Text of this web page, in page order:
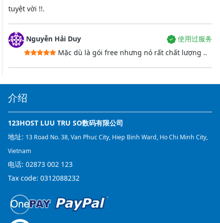
tuyệt vời !!.
Nguyễn Hải Duy
使用过服务
Mặc dù là gói free nhưng nó rất chất lượng ..
介绍
123HOST LUU TRU SO数码有限公司
地址: 13 Road No. 38, Van Phuc City, Hiep Binh Ward, Ho Chi Minh City,
Vietnam
电话: 02873 002 123
Tax code: 0312088232